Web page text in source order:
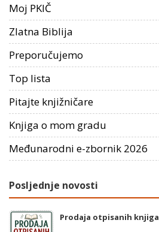
Moj PKIČ
Zlatna Biblija
Preporučujemo
Top lista
Pitajte knjižničare
Knjiga o mom gradu
Međunarodni e-zbornik 2026
Posljednje novosti
Prodaja otpisanih knjiga